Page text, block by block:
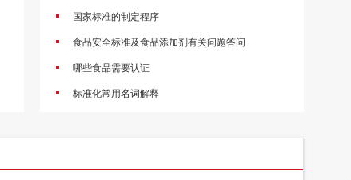
国家标准的制定程序
食品安全标准及食品添加剂有关问题答问
哪些食品需要认证
标准化常用名词解释